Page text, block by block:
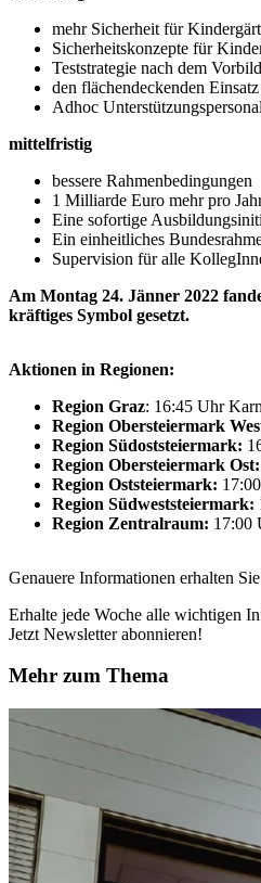
mehr Sicherheit für
Sicherheitskonzepte für
Teststrategie nach dem
den flächendeckenden
Adhoc Unterstützungspersonal
mittelfristig
bessere Rahmenbedingungen
1 Milliarde Euro mehr pro
Eine sofortige
Ein einheitliches
Supervision für alle
Am Montag 24. Jänner 2022
kräftiges Symbol gesetzt.
Aktionen in Regionen:
Region Graz: 16:45 Uhr
Region Obersteiermark
Region Südoststeiermark:
Region Obersteiermark Ost:
Region Oststeiermark:
Region Südweststeiermark:
Region Zentralraum: 17:00
Genauere Informationen erhalten
Erhalte jede Woche alle wichtigen
Jetzt Newsletter abonnieren!
Mehr zum Thema